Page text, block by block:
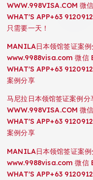
WWW.998VISA.COM 微
WHAT'S APP+63
只需要一天！
MANILA日本领馆签证案
www.9988visa.com 微信
WHAT'S APP+63
案例分享
马尼拉日本领馆签证案例
WWW.998VISA.COM 微
WHAT'S APP+63
案例分享
MANILA日本领馆签证案
www.9988visa.com 微信
WHAT'S APP+63